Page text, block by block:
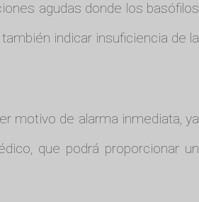
agudas donde los basófilos
indicar insuficiencia de la
motivo de alarma inmediata, ya
que podrá proporcionar un